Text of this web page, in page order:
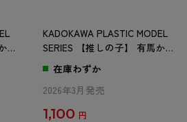
な
KADOKAWA PLASTIC MODEL
SERIES 【推しの子】 有馬かな
/ 有馬かな DX ver. CP-2パーツ
在庫わずか
2026年3月発売
1,100 円